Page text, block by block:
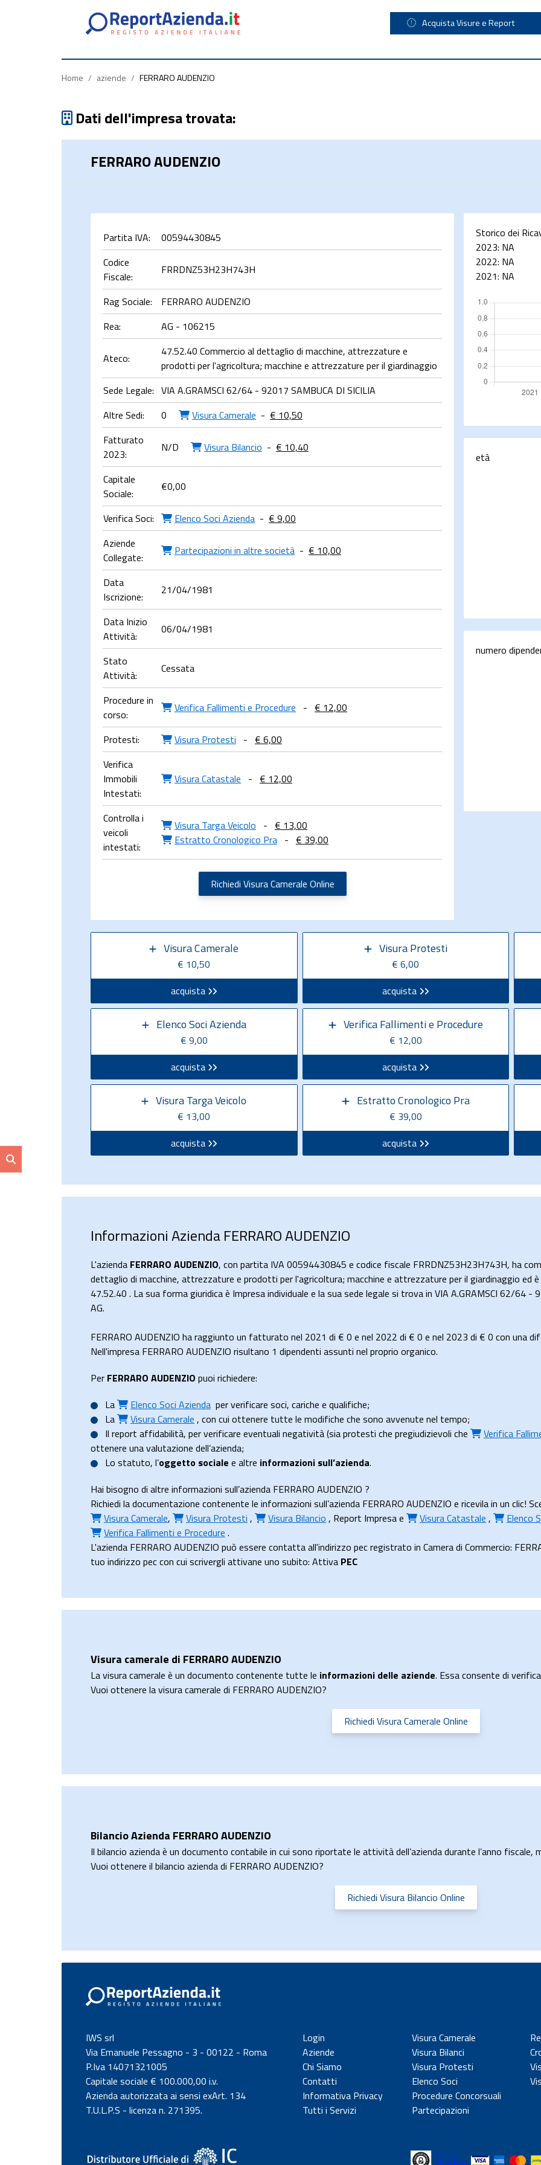
Acquista Visure e Report
Home / aziende / FERRARO AUDENZIO
Dati dell'impresa trovata:
FERRARO AUDENZIO
Partita IVA:
00594430845
Codice
Fiscale:
FRRDNZ53H23H743H
Rag Sociale:
FERRARO AUDENZIO
Rea:
AG - 106215
Ateco:
47.52.40 Commercio al dettaglio di macchine, attrezzature e
prodotti per l'agricoltura; macchine e attrezzature per il giardinaggio
Sede Legale: VIA A.GRAMSCI 62/64 - 92017 SAMBUCA DI SICILIA
Altre Sedi:
0 Visura Camerale - € 10,50
Fatturato
2023:
N/D Visura Bilancio - € 10,40
Capitale
Sociale:
€0,00
Verifica Soci: Elenco Soci Azienda - € 9,00
Aziende
Collegate:
Partecipazioni in altre società - € 10,00
Data
Iscrizione:
21/04/1981
Data Inizio
Attività:
06/04/1981
Stato
Attività:
Cessata
Procedure in
corso:
Verifica Fallimenti e Procedure - € 12,00
Protesti: Visura Protesti - € 6,00
Verifica
Immobili
Intestati:
Visura Catastale - € 12,00
Controlla i
veicoli
intestati:
Visura Targa Veicolo - € 13,00
Estratto Cronologico Pra - € 39,00
Richiedi Visura Camerale Online
Storico dei
2023: NA
2022: NA
2021: NA
età
numero
Visura Camerale
€ 10,50
acquista
Visura Protesti
€ 6,00
acquista
Elenco Soci Azienda
€ 9,00
acquista
Verifica Fallimenti e Procedure
€ 12,00
acquista
Visura Targa Veicolo
€ 13,00
acquista
Estratto Cronologico Pra
€ 39,00
acquista
Informazioni Azienda FERRARO AUDENZIO
L'azienda FERRARO AUDENZIO, con partita IVA 00594430845 e codice fiscale FRRDNZ53H23H743H, ha
dettaglio di macchine, attrezzature e prodotti per l'agricoltura; macchine e attrezzature per il giardinaggio ed
47.52.40 . La sua forma giuridica è Impresa individuale e la sua sede legale si trova in VIA A.GRAMSCI 62/64 -
AG.
FERRARO AUDENZIO ha raggiunto un fatturato nel 2021 di € 0 e nel 2022 di € 0 e nel 2023 di € 0 con una
Nell'impresa FERRARO AUDENZIO risultano 1 dipendenti assunti nel proprio organico.
Per FERRARO AUDENZIO puoi richiedere:
La
Elenco Soci Azienda per verificare soci, cariche e qualifiche;
La
Visura Camerale , con cui ottenere tutte le modifiche che sono avvenute nel tempo;
Il report affidabilità, per verificare eventuali negatività (sia protesti che pregiudizievoli che Verifica
ottenere una valutazione dell’azienda;
Lo statuto, l’oggetto sociale e altre informazioni sull’azienda.
Hai bisogno di altre informazioni sull’azienda FERRARO AUDENZIO ?
Richiedi la documentazione contenente le informazioni sull’azienda FERRARO AUDENZIO e ricevila in un clic!
Visura Camerale, Visura Protesti , Visura Bilancio , Report Impresae Visura Catastale , Elenco
Verifica Fallimenti e Procedure .
L'azienda FERRARO AUDENZIO può essere contatta all'indirizzo pec registrato in Camera di Commercio:
tuo indirizzo pec con cui scrivergli attivane uno subito: Attiva PEC
Visura camerale di FERRARO AUDENZIO
La visura camerale è un documento contenente tutte le informazioni delle aziende. Essa consente di
Vuoi ottenere la visura camerale di FERRARO AUDENZIO?
Richiedi Visura Camerale Online
Bilancio Azienda FERRARO AUDENZIO
Il bilancio azienda è un documento contabile in cui sono riportate le attività dell’azienda durante l’anno fiscale,
Vuoi ottenere il bilancio azienda di FERRARO AUDENZIO?
Richiedi Visura Bilancio Online
IWS srl
Via Emanuele Pessagno - 3 - 00122 - Roma
P.Iva 14071321005
Capitale sociale € 100.000,00 i.v.
Azienda autorizzata ai sensi exArt. 134
T.U.L.P.S - licenza n. 271395.
Login
Aziende
Chi Siamo
Contatti
Informativa Privacy
Tutti i Servizi
Visura Camerale
Visura Bilanci
Visura Protesti
Elenco Soci
Procedure Concorsuali
Partecipazioni